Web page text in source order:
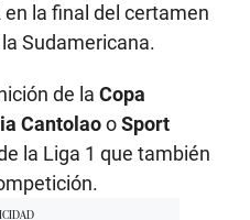
la final del certamen
Sudamericana.
de la Copa
CantolaooSport
la Liga 1 que también